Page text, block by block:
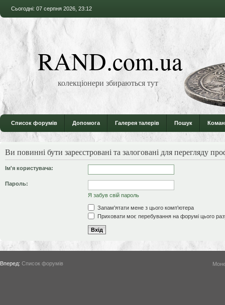
Сьогодні: 07 серпня 2026, 23:12
RAND.com.ua
колекціонери збираються тут
Список форумів Допомога Галерея талерів Пошук
Ви повинні бути зареєстровані та залоговані для перегляду
Ім'я користувача:
Пароль:
Я забув свій пароль
Запам'ятати мене з цього комп'ютера
Приховати моє перебування на форумі цього
Вперед: Список форумів